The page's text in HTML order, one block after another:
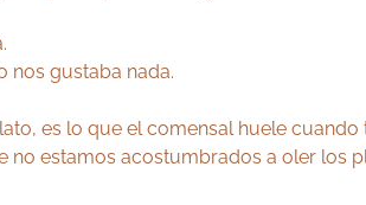
nos gustaba nada.
es lo que el comensal huele cuando
no estamos acostumbrados a oler los